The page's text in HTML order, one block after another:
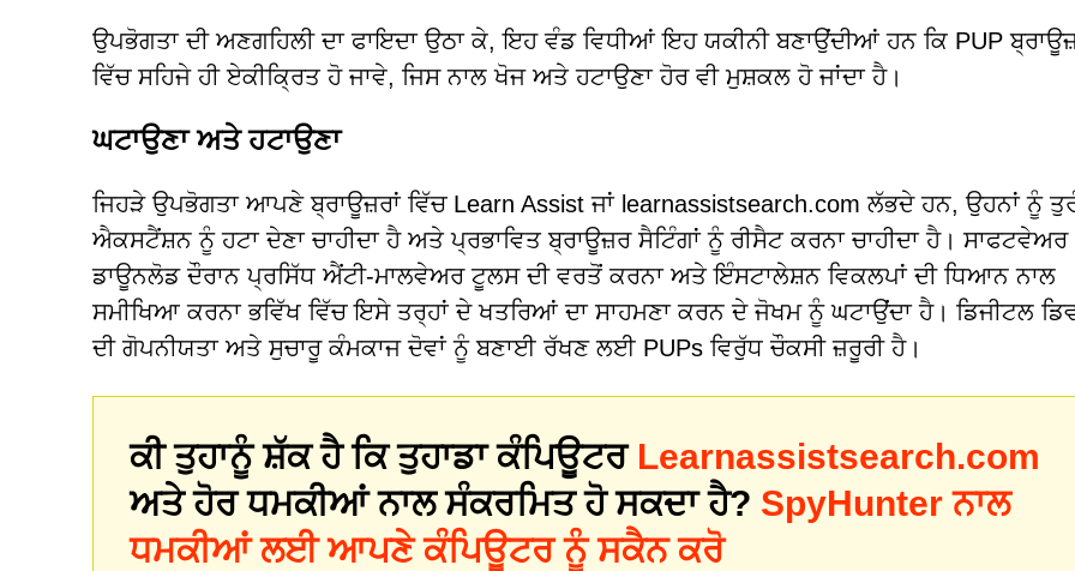
ਉਪਭੋਗਤਾ ਦੀ ਅਣਗਹਿਲੀ ਦਾ ਫਾਇਦਾ ਉਠਾ ਕੇ, ਇਹ ਵੰਡ ਵਿਧੀਆਂ ਇਹ ਯਕੀਨੀ ਬਣਾਉਂਦੀਆਂ ਹਨ ਕਿ PUP
ਵਿੱਚ ਸਹਿਜੇ ਹੀ ਏਕੀਕ੍ਰਿਤ ਹੋ ਜਾਵੇ, ਜਿਸ ਨਾਲ ਖੋਜ ਅਤੇ ਹਟਾਉਣਾ ਹੋਰ ਵੀ ਮੁਸ਼ਕਲ ਹੋ ਜਾਂਦਾ ਹੈ।
ਘਟਾਉਣਾ ਅਤੇ ਹਟਾਉਣਾ
ਜਿਹੜੇ ਉਪਭੋਗਤਾ ਆਪਣੇ ਬ੍ਰਾਊਜ਼ਰਾਂ ਵਿੱਚ Learn Assist ਜਾਂ learnassistsearch.com ਲੱਭਦੇ ਹਨ, ਉਹਨਾਂ ਨੂੰ
ਐਕਸਟੈਂਸ਼ਨ ਨੂੰ ਹਟਾ ਦੇਣਾ ਚਾਹੀਦਾ ਹੈ ਅਤੇ ਪ੍ਰਭਾਵਿਤ ਬ੍ਰਾਊਜ਼ਰ ਸੈਟਿੰਗਾਂ ਨੂੰ ਰੀਸੈਟ ਕਰਨਾ ਚਾਹੀਦਾ ਹੈ। ਸਾਫਟਵੇਅਰ
ਡਾਊਨਲੋਡ ਦੌਰਾਨ ਪ੍ਰਸਿੱਧ ਐਂਟੀ-ਮਾਲਵੇਅਰ ਟੂਲਸ ਦੀ ਵਰਤੋਂ ਕਰਨਾ ਅਤੇ ਇੰਸਟਾਲੇਸ਼ਨ ਵਿਕਲਪਾਂ ਦੀ ਧਿਆਨ ਨਾਲ
ਸਮੀਖਿਆ ਕਰਨਾ ਭਵਿੱਖ ਵਿੱਚ ਇਸੇ ਤਰ੍ਹਾਂ ਦੇ ਖਤਰਿਆਂ ਦਾ ਸਾਹਮਣਾ ਕਰਨ ਦੇ ਜੋਖਮ ਨੂੰ ਘਟਾਉਂਦਾ ਹੈ। ਡਿਜੀਟਲ
ਦੀ ਗੋਪਨੀਯਤਾ ਅਤੇ ਸੁਚਾਰੂ ਕੰਮਕਾਜ ਦੋਵਾਂ ਨੂੰ ਬਣਾਈ ਰੱਖਣ ਲਈ PUPs ਵਿਰੁੱਧ ਚੌਕਸੀ ਜ਼ਰੂਰੀ ਹੈ।
ਕੀ ਤੁਹਾਨੂੰ ਸ਼ੱਕ ਹੈ ਕਿ ਤੁਹਾਡਾ ਕੰਪਿਊਟਰ Learnassistsearch.com
ਅਤੇ ਹੋਰ ਧਮਕੀਆਂ ਨਾਲ ਸੰਕਰਮਿਤ ਹੋ ਸਕਦਾ ਹੈ? SpyHunter ਨਾਲ
ਧਮਕੀਆਂ ਲਈ ਆਪਣੇ ਕੰਪਿਊਟਰ ਨੂੰ ਸਕੈਨ ਕਰੋ